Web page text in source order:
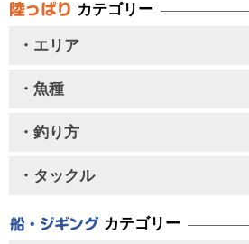
カテゴリー
・エリア
・魚種
・釣り方
・タックル
カテゴリー